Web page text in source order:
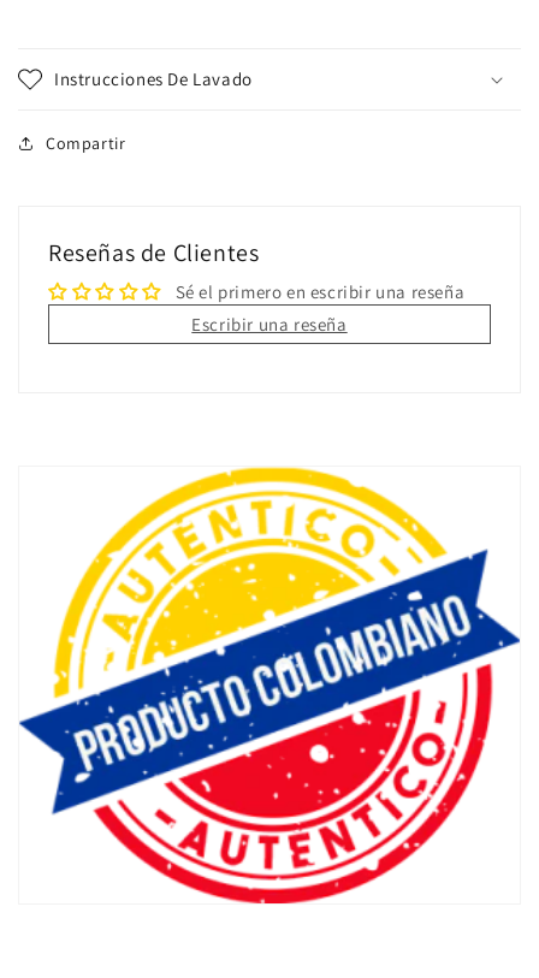
Instrucciones De Lavado
Compartir
Reseñas de Clientes
Sé el primero en escribir una reseña
Escribir una reseña